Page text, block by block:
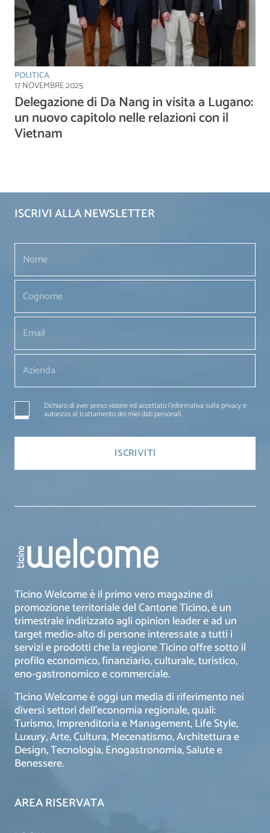
POLITICA
17 NOVEMBRE 2025
Delegazione di Da Nang in visita a Lugano:
un nuovo capitolo nelle relazioni con il
Vietnam
ISCRIVI ALLA NEWSLETTER
Dichiaro di aver preso visione ed accettato l'informativa sulla privacy e
autorizzo al trattamento dei miei dati personali.
Ticino Welcome è il primo vero magazine di
promozione territoriale del Cantone Ticino, è un
trimestrale indirizzato agli opinion leader e ad un
target medio-alto di persone interessate a tutti i
servizi e prodotti che la regione Ticino offre sotto il
profilo economico, finanziario, culturale, turistico,
eno-gastronomico e commerciale.
Ticino Welcome è oggi un media di riferimento nei
diversi settori dell’economia regionale, quali:
Turismo, Imprenditoria e Management, Life Style,
Luxury, Arte, Cultura, Mecenatismo, Architettura e
Design, Tecnologia, Enogastronomia, Salute e
Benessere.
AREA RISERVATA